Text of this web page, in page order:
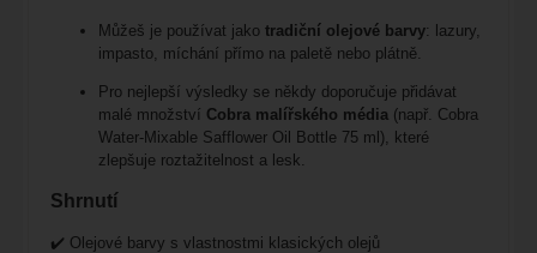
Můžeš je používat jako tradiční olejové barvy: lazury,
impasto, míchání přímo na paletě nebo plátně.
Pro nejlepší výsledky se někdy doporučuje přidávat
malé množství Cobra malířského média (např. Cobra
Water-Mixable Safflower Oil Bottle 75 ml ), které
zlepšuje roztažitelnost a lesk.
Shrnutí
✔️ Olejové barvy s vlastnostmi klasických olejů